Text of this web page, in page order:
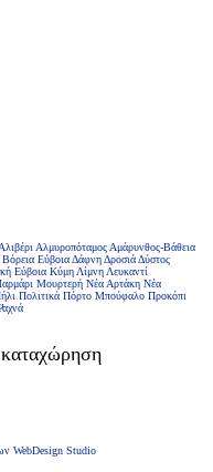
Αλιβέρι Αλμυροπόταμος Αμάρυνθος-Βάθεια
Βόρεια ΕύβοιαΔάφνηΔροσιάΔύστος
Εύβοια Κύμη Λίμνη Λευκαντί
Μουρτερή Νέα Αρτάκη Νέα
Πολιτικά Πόρτο Μπούφαλο Προκόπι
WebDesign Studio